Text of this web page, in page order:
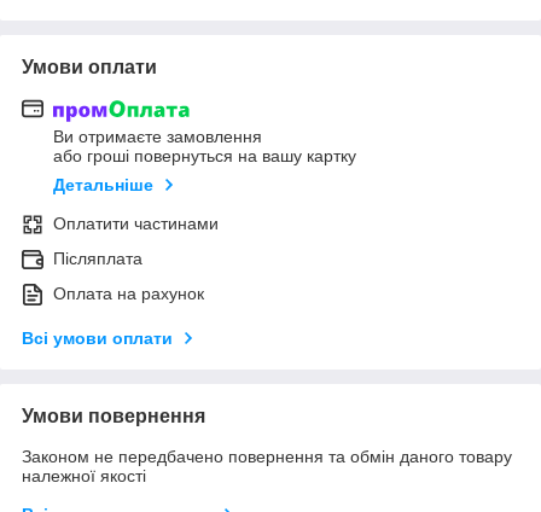
Умови оплати
Ви отримаєте замовлення
або гроші повернуться на вашу картку
Детальніше
Оплатити частинами
Післяплата
Оплата на рахунок
Всі умови оплати
Умови повернення
Законом не передбачено повернення та обмін даного товару
належної якості